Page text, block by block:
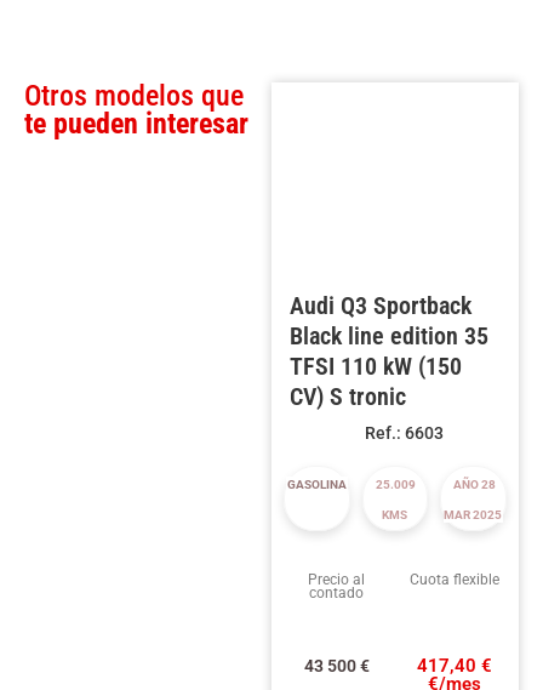
Otros modelos que
te pueden interesar
Audi Q3 Sportback
Black line edition 35
TFSI 110 kW (150
CV) S tronic
Ref.: 6603
GASOLINA 25.009
KMS
AÑO 28
MAR 2025
Precio al
contado
Cuota flexible
43 500€
417,40 €
€/mes